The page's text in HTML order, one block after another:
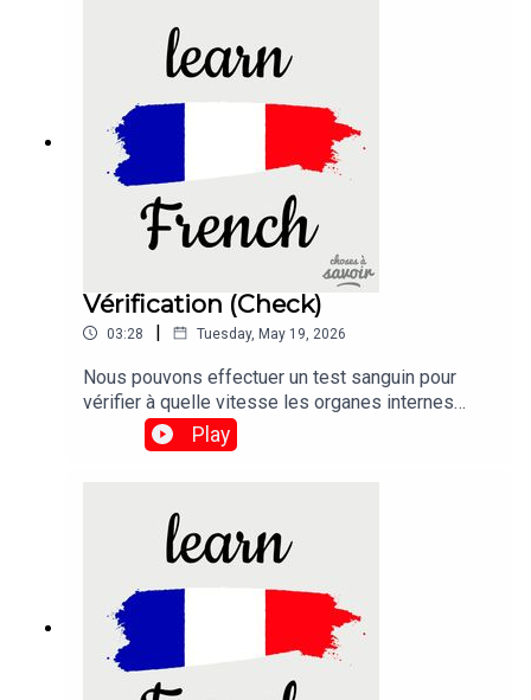
has not disappeared.
Vérification (Check)
03:28 | Tuesday, May 19, 2026
Nous pouvons effectuer un test sanguin pour
vérifier à quelle vitesse les organes internes
d'une personne vieillissent, et même prédire
lesquels pourraient bientôt connaître une
ageing, and even predict which ones might soon
Play